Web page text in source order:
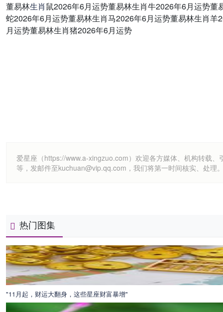
董易林生肖鼠2026年6月运势董易林生肖牛2026年6月运势
蛇2026年6月运势董易林生肖马2026年6月运势董易林生肖
月运势董易林生肖猪2026年6月运势
爱星座（https://www.a-xingzuo.com）欢迎各方媒体、机构转载
等，发邮件至kuchuan@vip.qq.com，我们将第一时间核实、处理
热门图集
"11月起，财运大翻身，这些星座财富暴增"